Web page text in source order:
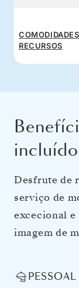
RECURSOS
incluído
Desfrute de
serviço de
excecional e
imagem de